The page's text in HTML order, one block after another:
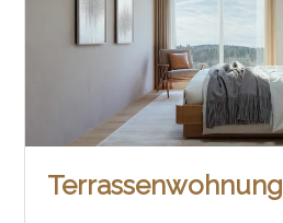
Terrassenwohnung